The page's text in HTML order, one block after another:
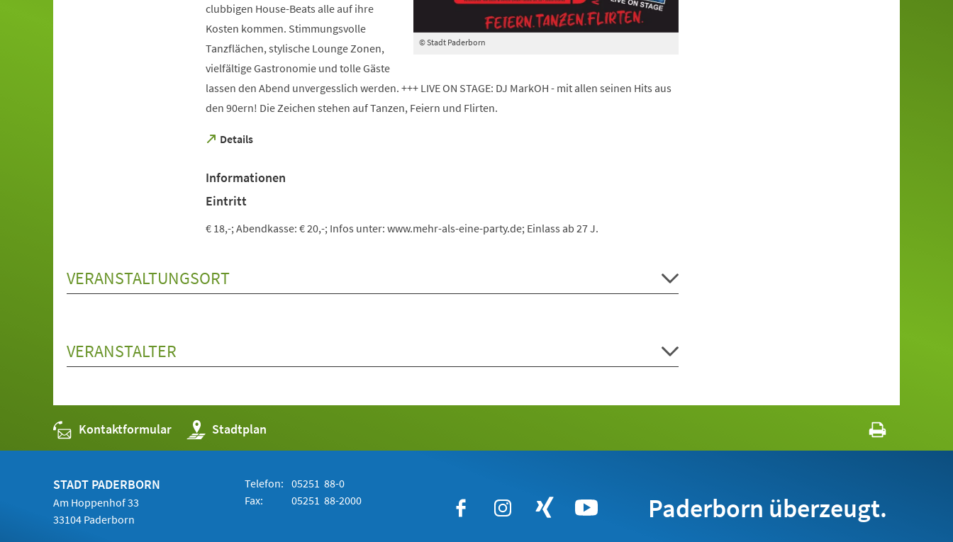
© Stadt Paderborn
clubbigen House-Beats alle auf ihre
Kosten kommen. Stimmungsvolle
Tanzflächen, stylische Lounge Zonen,
vielfältige Gastronomie und tolle Gäste
lassen den Abend unvergesslich werden. +++ LIVE ON STAGE: DJ MarkOH - mit allen seinen Hits aus
den 90ern! Die Zeichen stehen auf Tanzen, Feiern und Flirten.
Details
(Öffnet
neuen
Tab)
Informationen
Eintritt
€ 18,-; Abendkasse: € 20,-; Infos unter: www.mehr-als-eine-party.de; Einlass ab 27 J.
VERANSTALTUNGSORT
VERANSTALTER
Kontaktformular Stadtplan
(Öffnet
in
einem
STADT PADERBORN
Am Hoppenhof 33
33104 Paderborn
Telefon: 05251 88-0
Fax:
05251 88-2000 Paderborn überzeugt.